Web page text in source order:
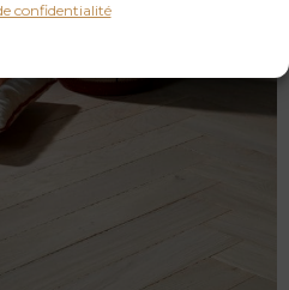
confidentialité